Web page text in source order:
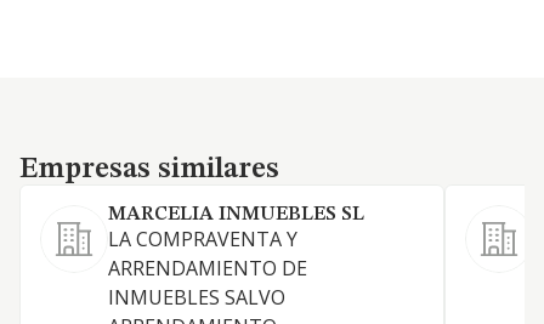
Empresas similares
Empresas similares
MARCELIA INMUEBLES SL
LA COMPRAVENTA Y
ARRENDAMIENTO DE
INMUEBLES SALVO